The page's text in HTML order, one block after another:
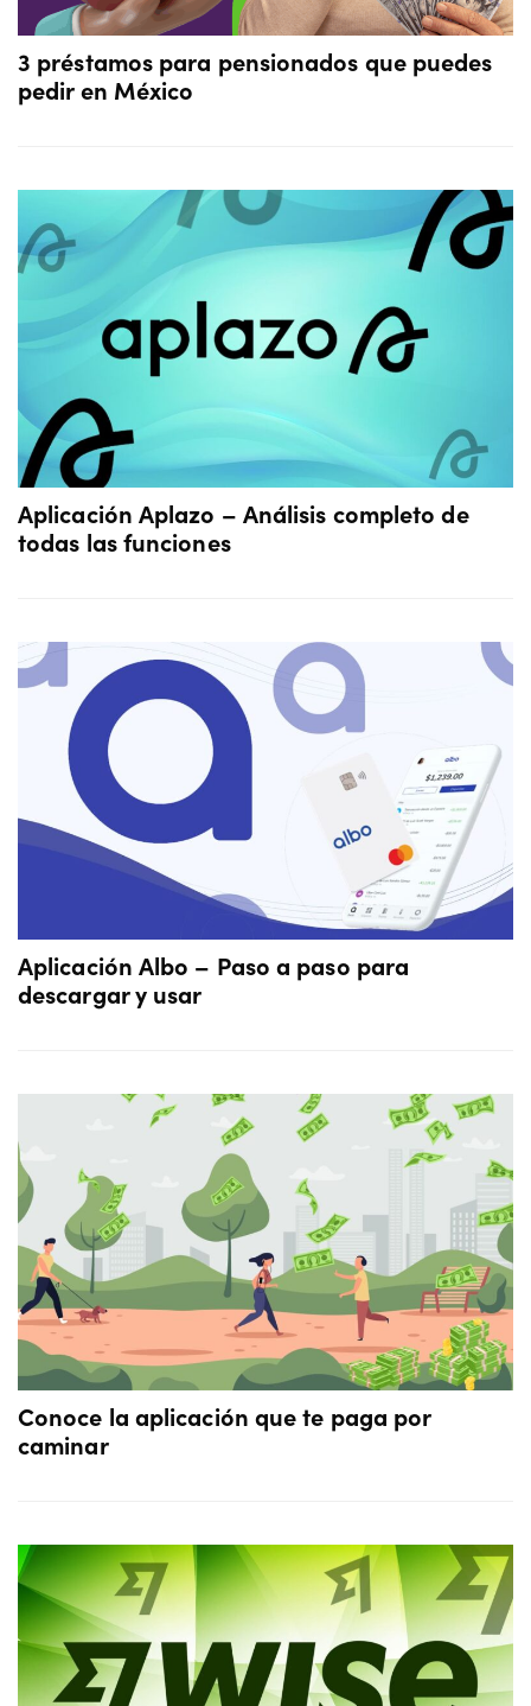
3 préstamos para pensionados que puedes
pedir en México
Aplicación Aplazo – Análisis completo de
todas las funciones
Aplicación Albo – Paso a paso para
descargar y usar
Conoce la aplicación que te paga por
caminar